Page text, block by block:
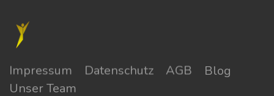
Impressum Datenschutz AGB
Blog
Unser Team